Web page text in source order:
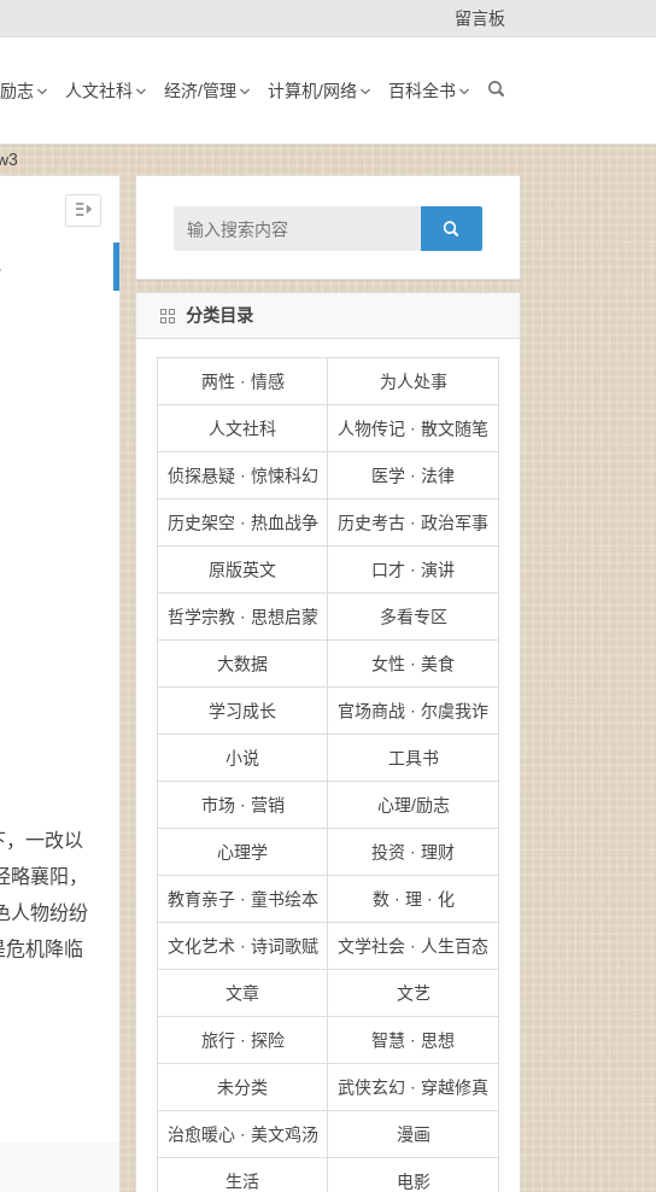
留言板
志 人文社科 经济/管理 计算机/网络 百科全书
一改以
襄阳，
人物纷纷
危机降临
分类目录
两性 · 情感 为人处事
人文社科 人物传记 · 散文随笔
侦探悬疑 · 惊悚科幻 医学 · 法律
历史架空 · 热血战争 历史考古 · 政治军事
原版英文 口才 · 演讲
哲学宗教 · 思想启蒙 多看专区
大数据 女性 · 美食
学习成长 官场商战 · 尔虞我诈
小说 工具书
市场 · 营销 心理/励志
心理学 投资 · 理财
教育亲子 · 童书绘本 数 · 理 · 化
文化艺术 · 诗词歌赋 文学社会 · 人生百态
文章 文艺
旅行 · 探险 智慧 · 思想
未分类 武侠玄幻 · 穿越修真
治愈暖心 · 美文鸡汤 漫画
生活 电影